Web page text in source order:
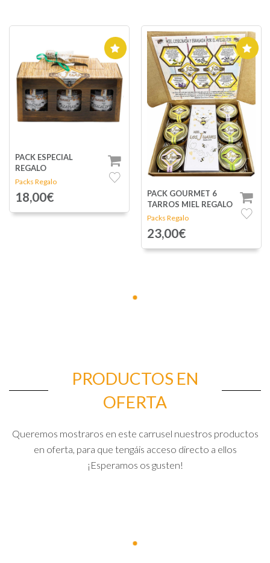
PACK ESPECIAL
REGALO
Packs Regalo
18,00€
PACK GOURMET 6
TARROS MIEL REGALO
Packs Regalo
23,00€
PRODUCTOS EN
OFERTA
Queremos mostraros en este carrusel nuestros productos
en oferta, para que tengáis acceso directo a ellos
¡Esperamos os gusten!